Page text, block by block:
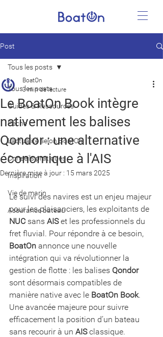
Post
Tous les posts
Guides & Ressources
Pêche
L'actualité selon BoatOn
Conseils pratiques
Inspiration
Vie de marin
Assurance bateau
Tous les posts
Le BoatOn Book intègre
nativement les balises
Qondor : une alternative
économique à l'AIS
BoatOn
3 min de lecture
Dernière mise à jour : 15 mars 2025
Le suivi des navires est un enjeu majeur
pour les plaisanciers, les exploitants de
NUC sans AIS et les professionnels du
fret fluvial. Pour répondre à ce besoin,
BoatOn annonce une nouvelle
intégration qui va révolutionner la
gestion de flotte : les balises Qondor
sont désormais compatibles de
manière native avec le BoatOn Book.
Une avancée majeure pour suivre
efficacement la position d’un bateau
sans recourir à un AIS classique.